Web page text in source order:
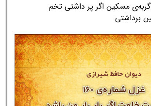
گربه‌ی مسکین اگر پر داشتی تخم
برداشتی